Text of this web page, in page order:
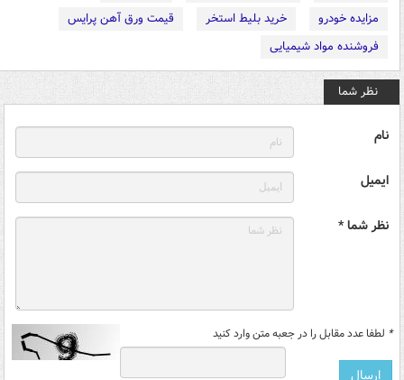
مزایده خودرو
خرید بلیط استخر
قیمت ورق آهن پرایس
فروشنده مواد شیمیایی
نظر شما
نام
ایمیل
نظر شما *
* لطفا عدد مقابل را در جعبه متن وارد کنید